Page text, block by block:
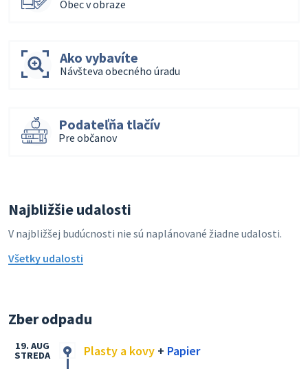
Obec v obraze
Ako vybavíte
Návšteva obecného úradu
Podateľňa tlačív
Pre občanov
Najbližšie udalosti
V najbližšej budúcnosti nie sú naplánované žiadne udalosti.
Všetky udalosti
Zber odpadu
Plasty a kovy + Papier
19. AUG
STREDA